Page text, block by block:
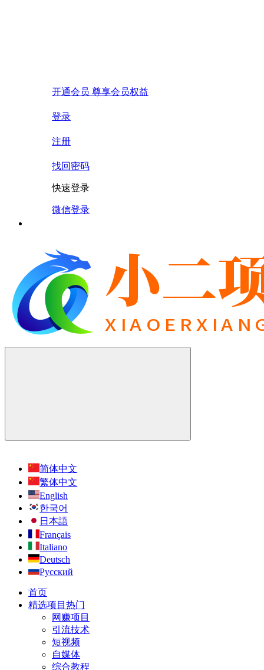
开通会员 尊享会员权益
登录
注册
找回密码
快速登录
微信登录
简体中文
繁体中文
English
한국어
日本語
Français
Italiano
Deutsch
Русский
首页
精选项目 热门
网赚项目
引流技术
短视频
自媒体
综合教程